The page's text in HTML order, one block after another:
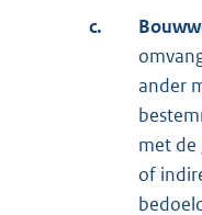
c.
ander
met de
of